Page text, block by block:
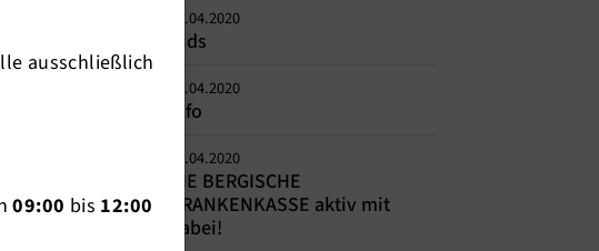
10.04.2020
Kids
09.04.2020
Info
09.04.2020
DIE BERGISCHE
KRANKENKASSE aktiv mit
dabei!
ausschließlich
09:00 bis 12:00